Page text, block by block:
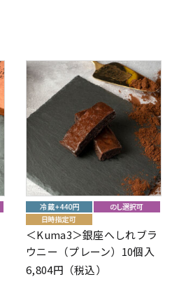
＜Kuma3＞銀座へしれブラ
ウニー（プレーン）10個入
6,804円（税込）